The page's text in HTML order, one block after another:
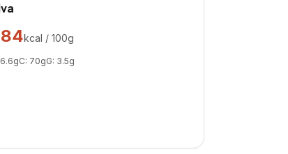
kcal / 100g
6.6gC: 70gG: 3.5g